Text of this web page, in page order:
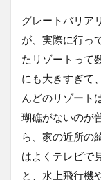
グレートバリア
が、実際に行っ
たリゾートって
にも大きすぎて
んどのリゾート
瑚礁がないのが
ら、家の近所の
はよくテレビで
と、水上飛行機